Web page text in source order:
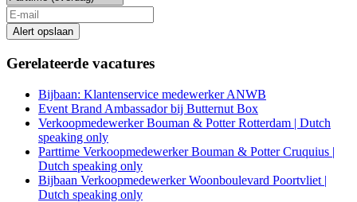
Alert opslaan
Gerelateerde vacatures
Bijbaan: Klantenservice medewerker ANWB
Event Brand Ambassador bij Butternut Box
Verkoopmedewerker Bouman & Potter Rotterdam | Dutch
speaking only
Parttime Verkoopmedewerker Bouman & Potter Cruquius |
Dutch speaking only
Bijbaan Verkoopmedewerker Woonboulevard Poortvliet |
Dutch speaking only